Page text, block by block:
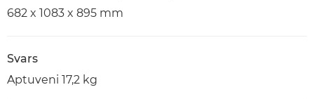
682 x 1083 x 895 mm
Svars
Aptuveni 17,2 kg